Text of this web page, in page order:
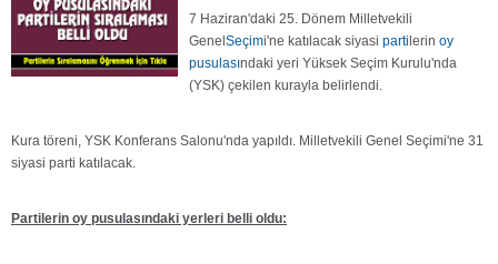
7 Haziran'daki 25. Dönem Milletvekili
Genel Seçimi'ne katılacak siyasi parti lerin oy
pusulasındaki yeri Yüksek Seçim Kurulu'nda
(YSK) çekilen kurayla belirlendi.
Kura töreni, YSK Konferans Salonu'nda yapıldı. Milletvekili Genel Seçimi'ne 31
siyasi parti katılacak.
Partilerin oy pusulasındaki yerleri belli oldu: